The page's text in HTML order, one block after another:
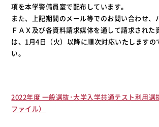
項を本学警備員室で配布しています。
また、上記期間のメール等でのお問い合わせ、
ＦＡＸ及び各資料請求媒体を通して請求された
は、1月4日（火）以降に順次対応いたしますの
い。
2022年度 一般選抜･大学入学共通テスト利用選
ファイル）